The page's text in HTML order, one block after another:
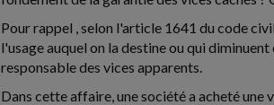
Pour rappel , selon l'article 1641 du code
l'usage auquel on la destine ou qui
responsable des vices apparents.
Dans cette affaire, une société a acheté